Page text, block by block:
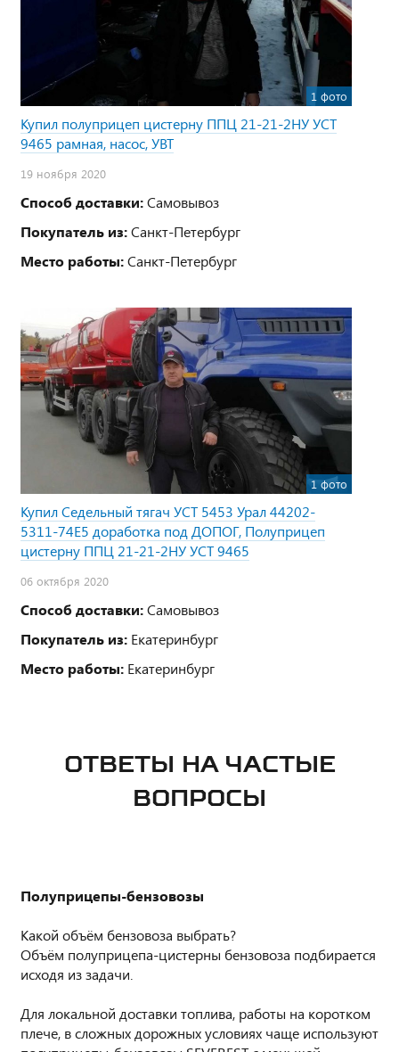
1 фото
Купил полуприцеп цистерну ППЦ 21-21-2НУ УСТ
9465 рамная, насос, УВТ
19 ноября 2020
Способ доставки:Самовывоз
Покупатель из:Санкт-Петербург
Место работы:Санкт-Петербург
1 фото
Купил Седельный тягач УСТ 5453 Урал 44202-
5311-74Е5 доработка под ДОПОГ, Полуприцеп
цистерну ППЦ 21-21-2НУ УСТ 9465
06 октября 2020
Способ доставки:Самовывоз
Покупатель из: Екатеринбург
Место работы: Екатеринбург
ОТВЕТЫ НА ЧАСТЫЕ
ВОПРОСЫ
Полуприцепы-бензовозы
Какой объём бензовоза выбрать?
Объём полуприцепа-цистерны бензовоза подбирается
исходя из задачи.
Для локальной доставки топлива, работы на коротком
плече, в сложных дорожных условиях чаще используют